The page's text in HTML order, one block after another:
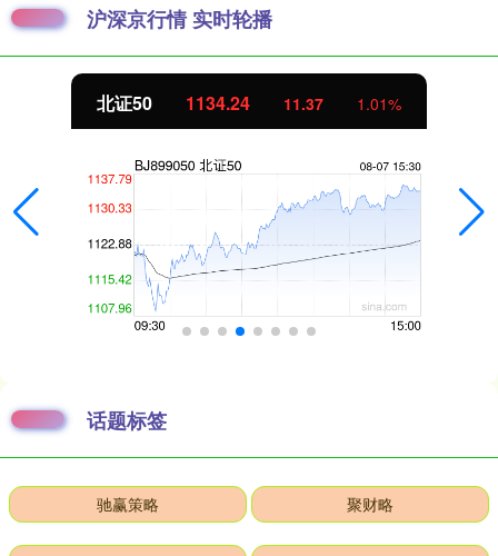
沪深京行情 实时轮播
北证50 1134.24 11.37 1.01%
话题标签
驰赢策略 聚财略